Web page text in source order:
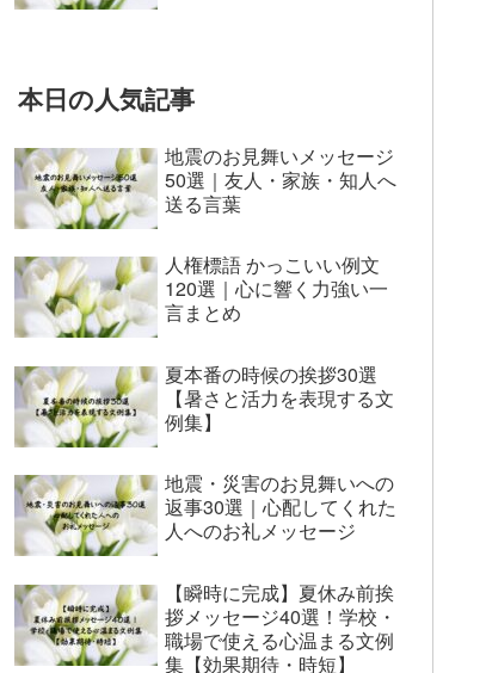
本日の人気記事
地震のお見舞いメッセージ
50選｜友人・家族・知人へ
送る言葉
人権標語 かっこいい例文
120選｜心に響く力強い一
言まとめ
夏本番の時候の挨拶30選
【暑さと活力を表現する文
例集】
地震・災害のお見舞いへの
返事30選｜心配してくれた
人へのお礼メッセージ
【瞬時に完成】夏休み前挨
拶メッセージ40選！学校・
職場で使える心温まる文例
集【効果期待・時短】